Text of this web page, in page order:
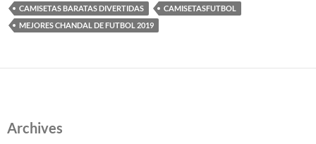
CAMISETAS BARATAS DIVERTIDAS
CAMISETASFUTBOL
MEJORES CHANDAL DE FUTBOL 2019
Archives